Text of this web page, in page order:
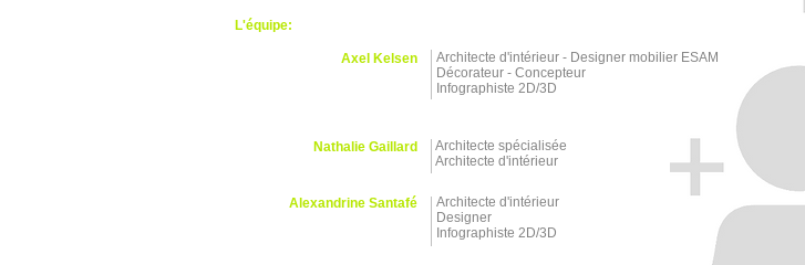
L'équipe:
Axel Kelsen
Nathalie Gaillard
Alexandrine Santafé
Architecte d'intérieur - Designer mobilier ESAM
Décorateur - Concepteur
Infographiste 2D/3D
Architecte spécialisée
Architecte d'intérieur
Architecte d'intérieur
Designer
Infographiste 2D/3D